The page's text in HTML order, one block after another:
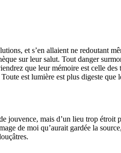
et s’en allaient ne redoutant
sur leur salut. Tout danger
que leur mémoire est celle
est lumière est plus digeste que
jouvence, mais d’un lieu trop étroit
de moi qu’aurait gardée la